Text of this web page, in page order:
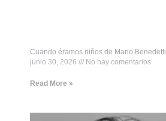
Cuando éramos niños de Mario Benedetti
junio 30, 2026
No hay comentarios
Read More »